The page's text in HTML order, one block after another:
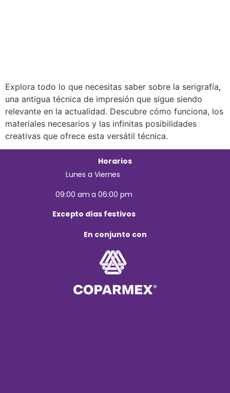
Explora todo lo que necesitas saber sobre la serigrafía,
una antigua técnica de impresión que sigue siendo
relevante en la actualidad. Descubre cómo funciona, los
materiales necesarios y las infinitas posibilidades
creativas que ofrece esta versátil técnica.
Horarios
Lunes a Viernes
09:00 am a 06:00 pm
Excepto días festivos
En conjunto con